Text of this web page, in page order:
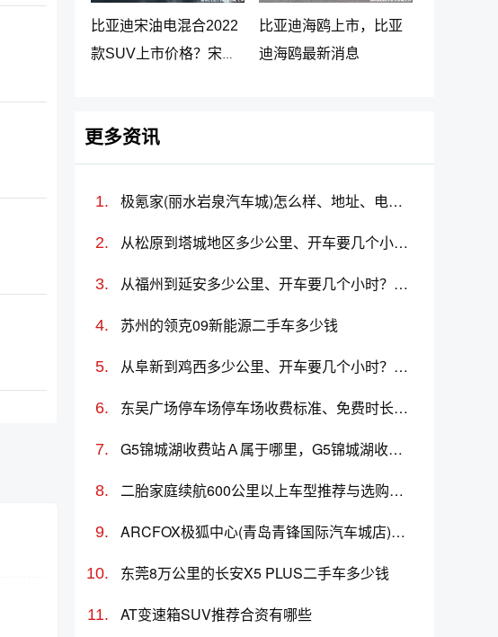
比亚迪宋油电混合2022
款SUV上市价格？宋
比亚迪海鸥上市，比亚
迪海鸥最新消息
更多资讯
极氪家(丽水岩泉汽车城)怎么样、地址、电话、上班时间查询
从松原到塔城地区多少公里、开车要几个小时？过路费、油费等
从福州到延安多少公里、开车要几个小时？过路费、油费等
苏州的领克09新能源二手车多少钱
从阜新到鸡西多少公里、开车要几个小时？过路费、油费等
东吴广场停车场停车场收费标准、免费时长、日租月租信息
G5锦城湖收费站Ａ属于哪里，G5锦城湖收费站Ａ入口的详细地址
二胎家庭续航600公里以上车型推荐与选购指南
ARCFOX极狐中心(青岛青锋国际汽车城店)怎么样、地址、电话、上班时间查询
东莞8万公里的长安X5 PLUS二手车多少钱
AT变速箱SUV推荐合资有哪些